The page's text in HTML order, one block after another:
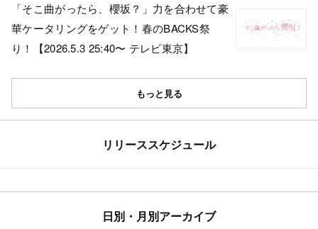
「そこ曲がったら、櫻坂？」力を合わせて豪
華ケータリングをゲット！春のBACKS祭
り！【2026.5.3 25:40〜 テレビ東京】
もっと見る
リリーススケジュール
日別・月別アーカイブ